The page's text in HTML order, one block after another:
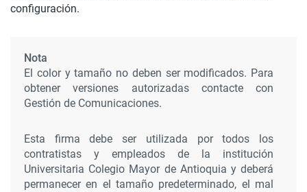
configuración.
Nota
El color y tamaño no deben ser modificados. Para
obtener versiones autorizadas contacte con
Gestión de Comunicaciones.
Esta firma debe ser utilizada por todos los
contratistas y empleados de la institución
Universitaria Colegio Mayor de Antioquia y deberá
permanecer en el tamaño predeterminado, el mal